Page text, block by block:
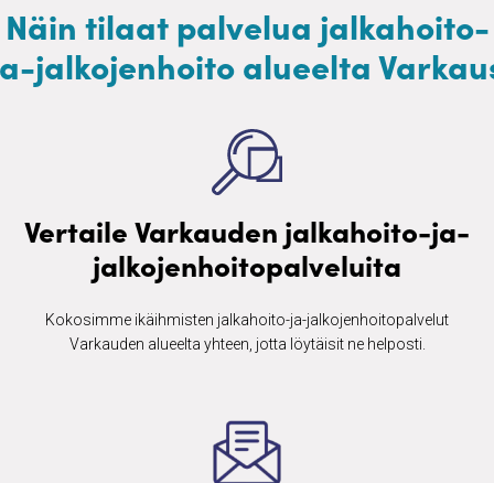
Näin tilaat palvelua jalkahoito-
jalkojenhoito alueelta
Vertaile Varkauden jalkahoito-ja-
jalkojenhoitopalveluita
Kokosimme ikäihmisten ​jalkahoito-ja-jalkojenhoitopalvelut
Varkauden alueelta yhteen, jotta löytäisit ne helposti.